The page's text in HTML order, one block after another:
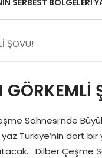
ŞOVU!
GÖRKEMLİ
Sahnesi’nde
yaz Türkiye’nin dört
Dilber Çeşme